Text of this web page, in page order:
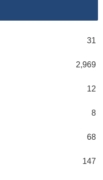
31
2,969
12
8
68
147